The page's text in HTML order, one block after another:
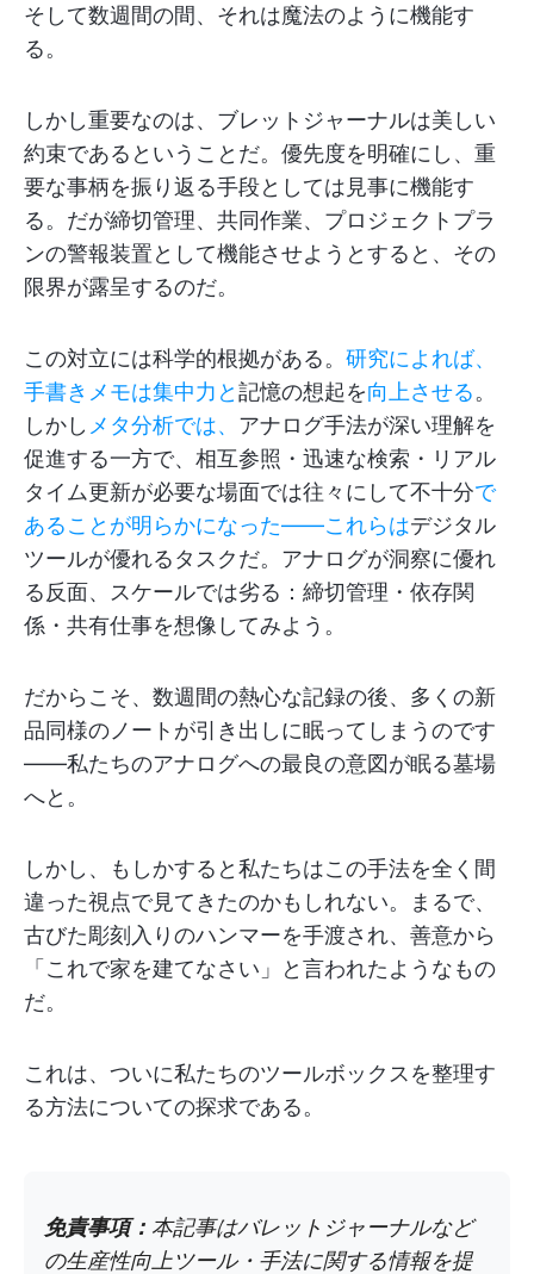
そして数週間の間、それは魔法のように機能す
る。
しかし重要なのは、ブレットジャーナルは美しい
約束であるということだ。優先度を明確にし、重
要な事柄を振り返る手段としては見事に機能す
る。だが締切管理、共同作業、プロジェクトプラ
ンの警報装置として機能させようとすると、その
限界が露呈するのだ。
この対立には科学的根拠がある。 研究によれば、
手書きメモは集中力と記憶の想起を向上させる。
しかし メタ分析では、 アナログ手法が深い理解を
促進する一方で、相互参照・迅速な検索・リアル
タイム更新が必要な場面では往々にして不十分で
あることが明らかになった——これらはデジタル
ツールが優れるタスクだ。アナログが洞察に優れ
る反面、スケールでは劣る：締切管理・依存関
係・共有仕事を想像してみよう。
だからこそ、数週間の熱心な記録の後、多くの新
品同様のノートが引き出しに眠ってしまうのです
——私たちのアナログへの最良の意図が眠る墓場
へと。
しかし、もしかすると私たちはこの手法を全く間
違った視点で見てきたのかもしれない。まるで、
古びた彫刻入りのハンマーを手渡され、善意から
「これで家を建てなさい」と言われたようなもの
だ。
これは、ついに私たちのツールボックスを整理す
る方法についての探求である。
免責事項： 本記事はバレットジャーナルなど
の生産性向上ツール・手法に関する情報を提